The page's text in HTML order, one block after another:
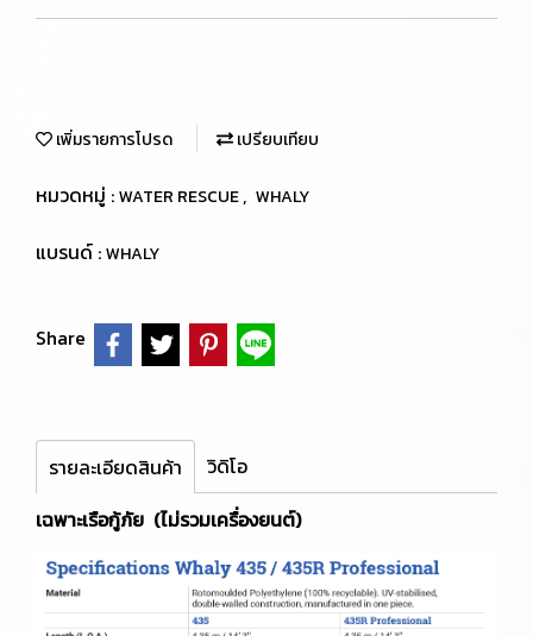
เพิ่มรายการโปรด เปรียบเทียบ
หมวดหมู่ :WATER RESCUE, WHALY
แบรนด์ :WHALY
Share
รายละเอียดสินค้า
วิดิโอ
เฉพาะเรือกู้ภัย (ไม่รวมเครื่องยนต์)